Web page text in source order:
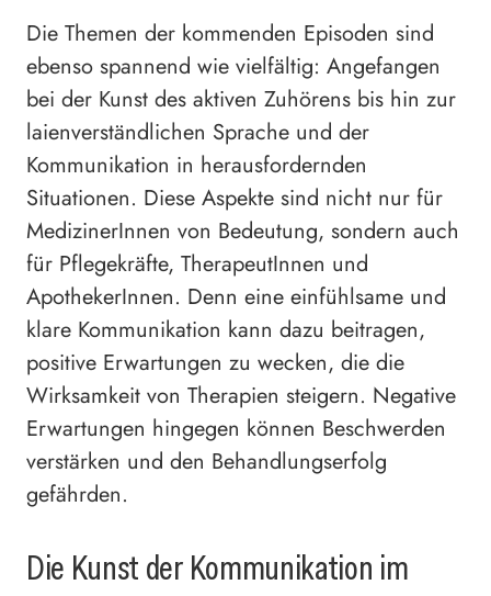
Die Themen der kommenden Episoden sind
ebenso spannend wie vielfältig: Angefangen
bei der Kunst des aktiven Zuhörens bis hin zur
laienverständlichen Sprache und der
Kommunikation in herausfordernden
Situationen. Diese Aspekte sind nicht nur für
MedizinerInnen von Bedeutung, sondern auch
für Pflegekräfte, TherapeutInnen und
ApothekerInnen. Denn eine einfühlsame und
klare Kommunikation kann dazu beitragen,
positive Erwartungen zu wecken, die die
Wirksamkeit von Therapien steigern. Negative
Erwartungen hingegen können Beschwerden
verstärken und den Behandlungserfolg
gefährden.
Die Kunst der Kommunikation im